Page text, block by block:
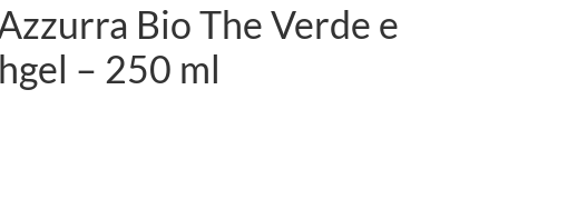
Bio The Verde e
– 250 ml